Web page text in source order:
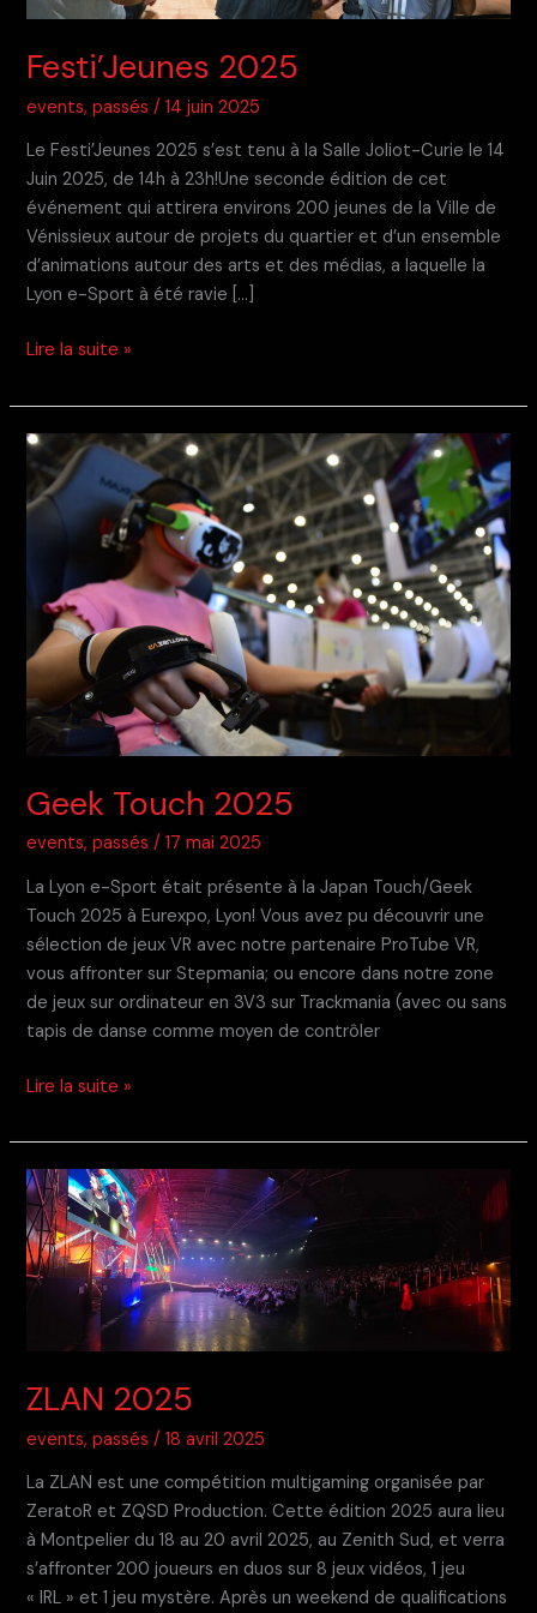
Festi’Jeunes 2025
events,passés /14 juin 2025
Le Festi’Jeunes 2025 s’est tenu à la Salle Joliot-Curie le 14
Juin 2025, de 14h à 23h!Une seconde édition de cet
événement qui attirera environs 200 jeunes de la Ville de
Vénissieux autour de projets du quartier et d’un ensemble
d’animations autour des arts et des médias, a laquelle la
Lyon e-Sport à été ravie […]
Festi’Jeunes
Lire la suite »
Geek Touch 2025
events,passés /17 mai 2025
La Lyon e-Sport était présente à la Japan Touch/Geek
Touch 2025 à Eurexpo, Lyon! Vous avez pu découvrir une
sélection de jeux VR avec notre partenaire ProTube VR,
vous affronter sur Stepmania; ou encore dans notre zone
de jeux sur ordinateur en 3V3 sur Trackmania (avec ou sans
tapis de danse comme moyen de contrôler
Geek
2025
Lire la suite »
ZLAN 2025
events,passés /18 avril 2025
La ZLAN est une compétition multigaming organisée par
ZeratoR et ZQSD Production. Cette édition 2025 aura lieu
à Montpelier du 18 au 20 avril 2025, au Zenith Sud, et verra
s’affronter 200 joueurs en duos sur 8 jeux vidéos, 1 jeu
« IRL » et 1 jeu mystère. Après un weekend de qualifications